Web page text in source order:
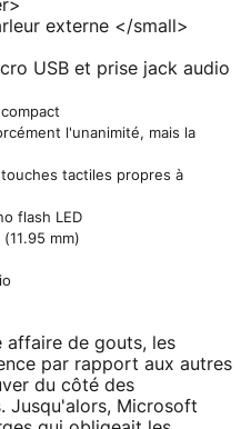
l'unanimité, mais la
tactiles propres à
flash LED
mm)
affaire de gouts, les
par rapport aux autres
du côté des
Jusqu'alors, Microsoft